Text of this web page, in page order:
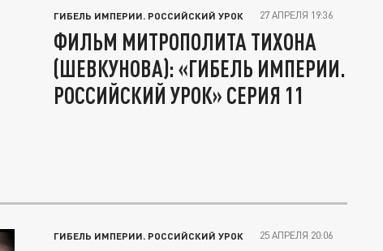
ГИБЕЛЬ ИМПЕРИИ. РОССИЙСКИЙ УРОК 27 АПРЕЛЯ 19:36
ФИЛЬМ МИТРОПОЛИТА ТИХОНА
(ШЕВКУНОВА): «ГИБЕЛЬ ИМПЕРИИ.
РОССИЙСКИЙ УРОК» СЕРИЯ 11
ГИБЕЛЬ ИМПЕРИИ. РОССИЙСКИЙ УРОК 25 АПРЕЛЯ 20:06